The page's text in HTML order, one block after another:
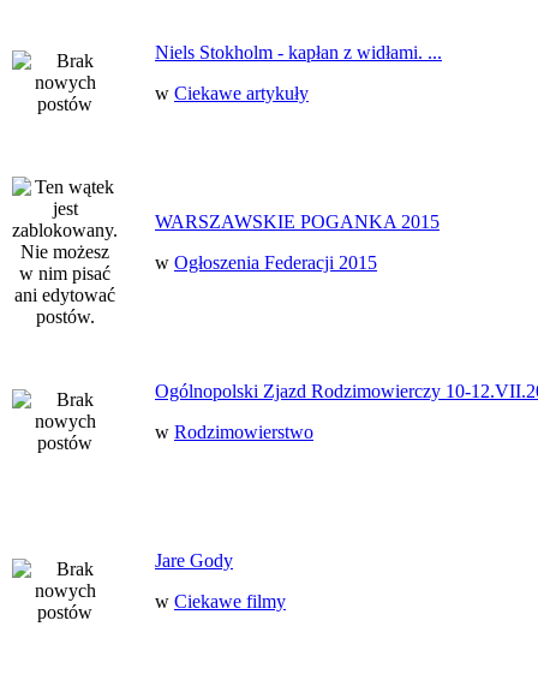
Niels Stokholm - kapłan z widłami. ...
w Ciekawe artykuły
WARSZAWSKIE POGANKA 2015
w Ogłoszenia Federacji 2015
Ogólnopolski Zjazd Rodzimowierczy 10-
w Rodzimowierstwo
Jare Gody
w Ciekawe filmy